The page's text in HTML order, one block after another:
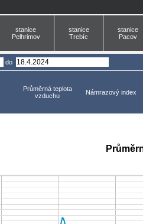
stanice
Pelhrimov
stanice
Trebíc
stanice
Pacov
do
Průměrná teplota
vzduchu
Námrazový index